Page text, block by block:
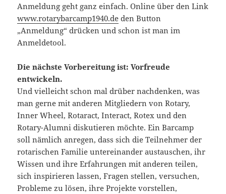
Anmeldung geht ganz einfach. Online über den Link
www.rotarybarcamp1940.de den Button
„Anmeldung“ drücken und schon ist man im
Anmeldetool.
Die nächste Vorbereitung ist: Vorfreude
entwickeln.
Und vielleicht schon mal drüber nachdenken, was
man gerne mit anderen Mitgliedern von Rotary,
Inner Wheel, Rotaract, Interact, Rotex und den
Rotary-Alumni diskutieren möchte. Ein Barcamp
soll nämlich anregen, dass sich die Teilnehmer der
rotarischen Familie untereinander austauschen, ihr
Wissen und ihre Erfahrungen mit anderen teilen,
sich inspirieren lassen, Fragen stellen, versuchen,
Probleme zu lösen, ihre Projekte vorstellen,